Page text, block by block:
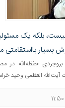
بلکه یک
بسیار بااستقامتی
حفظه‌الله در
العظمی وحید